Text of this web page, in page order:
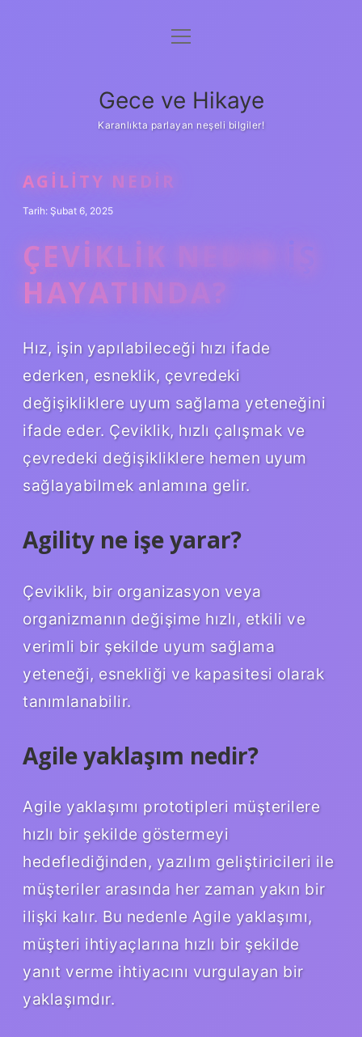
Anasayfa
Yasal Uyarı
menüyü
Gece ve Hikaye
Karanlıkta parlayan neşeli bilgiler!
AGILITY NEDIR
Tarih: Şubat 6, 2025
ÇEVIKLIK NEDIR IŞ
HAYATINDA?
Hız, işin yapılabileceği hızı ifade
ederken, esneklik, çevredeki
değişikliklere uyum sağlama yeteneğini
ifade eder. Çeviklik, hızlı çalışmak ve
çevredeki değişikliklere hemen uyum
sağlayabilmek anlamına gelir.
Agility ne işe yarar?
Çeviklik, bir organizasyon veya
organizmanın değişime hızlı, etkili ve
verimli bir şekilde uyum sağlama
yeteneği, esnekliği ve kapasitesi olarak
tanımlanabilir.
Agile yaklaşım nedir?
Agile yaklaşımı prototipleri müşterilere
hızlı bir şekilde göstermeyi
hedeflediğinden, yazılım geliştiricileri ile
müşteriler arasında her zaman yakın bir
ilişki kalır. Bu nedenle Agile yaklaşımı,
müşteri ihtiyaçlarına hızlı bir şekilde
yanıt verme ihtiyacını vurgulayan bir
yaklaşımdır.